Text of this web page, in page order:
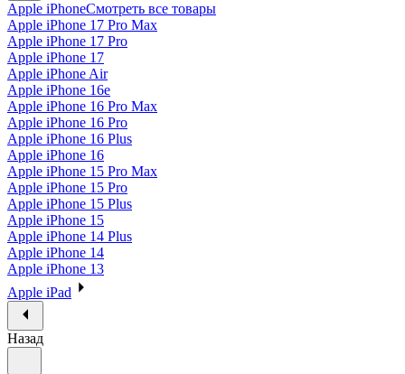
Apple iPhoneСмотреть все товары
Apple iPhone 17 Pro Max
Apple iPhone 17 Pro
Apple iPhone 17
Apple iPhone Air
Apple iPhone 16e
Apple iPhone 16 Pro Max
Apple iPhone 16 Pro
Apple iPhone 16 Plus
Apple iPhone 16
Apple iPhone 15 Pro Max
Apple iPhone 15 Pro
Apple iPhone 15 Plus
Apple iPhone 15
Apple iPhone 14 Plus
Apple iPhone 14
Apple iPhone 13
Apple iPad
Назад